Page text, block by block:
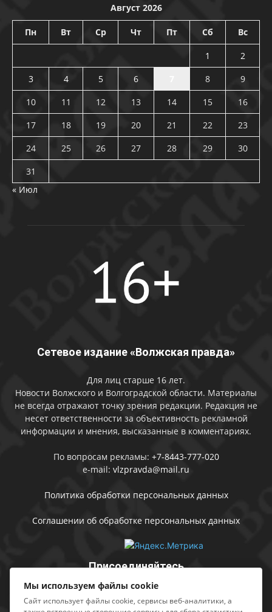
Август 2026
Пн Вт Ср Чт Пт Сб Вс
1
2
3
4 5 6 8
9
10
11 12 13 14 15
16
17
18 19 20 21 22
23
24
25 26 27 28 29
30
31
« Июл
Сетевое издание «Волжская правда»
Для лиц старше 16 лет.
Новости Волжского и Волгоградской области. Материалы
не всегда отражают точку зрения редакции. Редакция не
несет ответственности за объективность рекламной
информации и мнения, высказанные в комментариях.
По вопросам рекламы: +7-8443-777-020
e-mail: vlzpravda@mail.ru
Политика обработки персональных данных
Соглашении об обработке персональных данных
Присоединяйтесь
Мы используем файлы cookie
Сайт использует файлы cookie, сервисы веб-аналитики, а